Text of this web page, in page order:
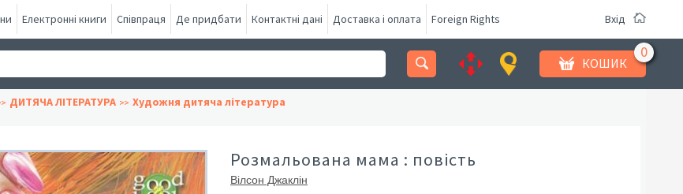
Електронні книги Співпраця Де придбати Контактні дані Доставка і оплата Foreign Rights Вхід
КОШИК
ДИТЯЧА ЛІТЕРАТУРА Художня дитяча література
Розмальована мама : повість
Вілсон Джаклін